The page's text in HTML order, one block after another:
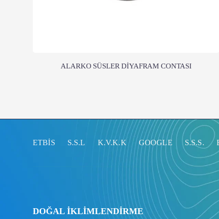
ALARKO SÜSLER DİYAFRAM CONTASI
ETBİS S.S.L K.V.K.K GOOGLE S.S.S.
DOĞAL İKLİMLENDİRME